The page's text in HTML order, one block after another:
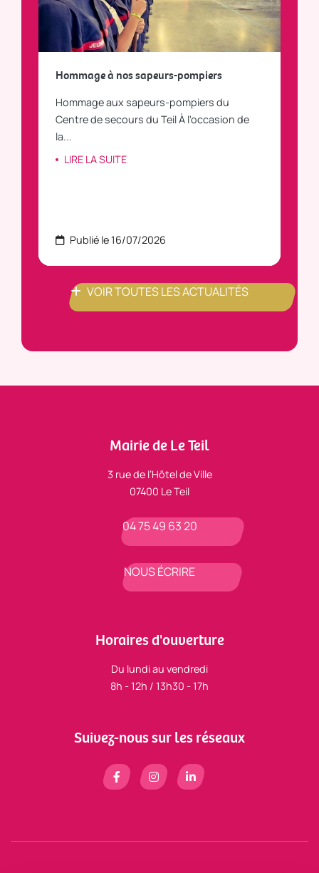
Hommage à nos sapeurs-pompiers
Hommage aux sapeurs-pompiers du
Centre de secours du Teil À l'occasion de
la...
LIRE LA SUITE
Publié le 16/07/2026
VOIR TOUTES LES ACTUALITÉS
Mairie de Le Teil
3 rue de l’Hôtel de Ville
07400 Le Teil
04 75 49 63 20
NOUS ÉCRIRE
Horaires d'ouverture
Du lundi au vendredi
8h - 12h / 13h30 - 17h
Suivez-nous sur les réseaux